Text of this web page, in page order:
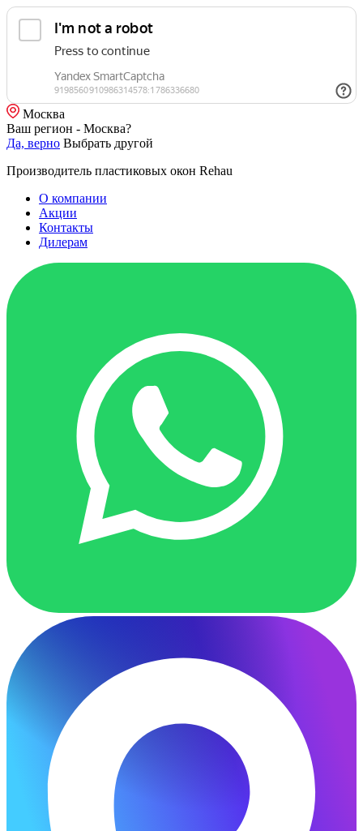
Москва
Ваш регион - Москва?
Да, верно Выбрать другой
Производитель пластиковых окон Rehau
О компании
Акции
Контакты
Дилерам